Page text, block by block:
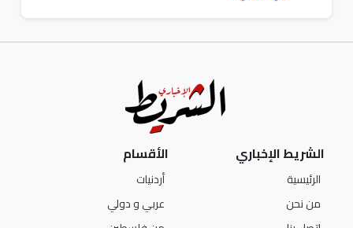
الشريط الإخباري
الرئيسية
من نحن
الأقسام
أردنيات
عربي و دولي